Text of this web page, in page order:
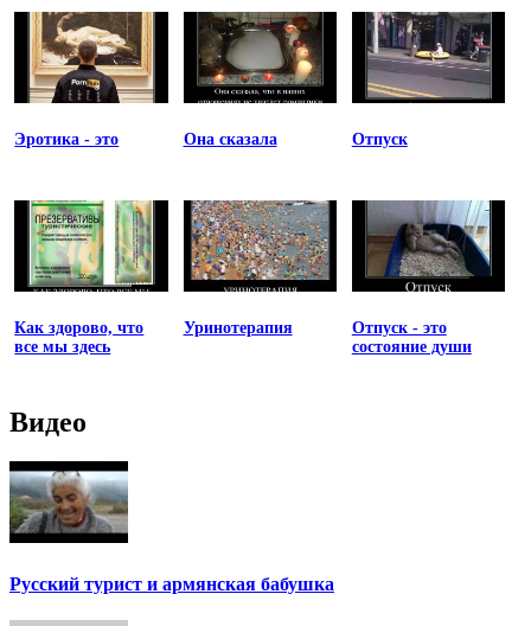
Эротика - это Она сказала Отпуск
Как здорово, что
все мы здесь
Уринотерапия
Отпуск - это
состояние души
Видео
Русский турист и армянская бабушка